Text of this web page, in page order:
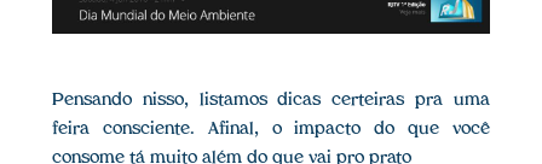
Pensando nisso, listamos dicas certeiras pra uma
feira consciente. Afinal, o impacto do que você
consome tá muito além do que vai pro prato